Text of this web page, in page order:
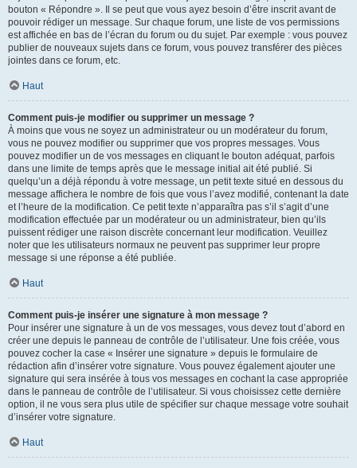
bouton « Répondre ». Il se peut que vous ayez besoin d’être inscrit avant de
pouvoir rédiger un message. Sur chaque forum, une liste de vos permissions
est affichée en bas de l’écran du forum ou du sujet. Par exemple : vous pouvez
publier de nouveaux sujets dans ce forum, vous pouvez transférer des pièces
jointes dans ce forum, etc.
Haut
Comment puis-je modifier ou supprimer un message ?
À moins que vous ne soyez un administrateur ou un modérateur du forum,
vous ne pouvez modifier ou supprimer que vos propres messages. Vous
pouvez modifier un de vos messages en cliquant le bouton adéquat, parfois
dans une limite de temps après que le message initial ait été publié. Si
quelqu’un a déjà répondu à votre message, un petit texte situé en dessous du
message affichera le nombre de fois que vous l’avez modifié, contenant la date
et l’heure de la modification. Ce petit texte n’apparaîtra pas s’il s’agit d’une
modification effectuée par un modérateur ou un administrateur, bien qu’ils
puissent rédiger une raison discrète concernant leur modification. Veuillez
noter que les utilisateurs normaux ne peuvent pas supprimer leur propre
message si une réponse a été publiée.
Haut
Comment puis-je insérer une signature à mon message ?
Pour insérer une signature à un de vos messages, vous devez tout d’abord en
créer une depuis le panneau de contrôle de l’utilisateur. Une fois créée, vous
pouvez cocher la case « Insérer une signature » depuis le formulaire de
rédaction afin d’insérer votre signature. Vous pouvez également ajouter une
signature qui sera insérée à tous vos messages en cochant la case appropriée
dans le panneau de contrôle de l’utilisateur. Si vous choisissez cette dernière
option, il ne vous sera plus utile de spécifier sur chaque message votre souhait
d’insérer votre signature.
Haut